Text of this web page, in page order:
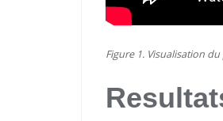
Figure 1. Visualisation